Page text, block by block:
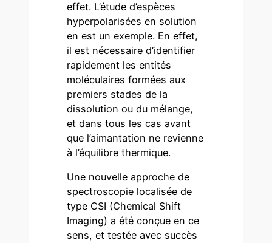
effet. L’étude d’espèces
hyperpolarisées en solution
en est un exemple. En effet,
il est nécessaire d’identifier
rapidement les entités
moléculaires formées aux
premiers stades de la
dissolution ou du mélange,
et dans tous les cas avant
que l’aimantation ne revienne
à l’équilibre thermique.
Une nouvelle approche de
spectroscopie localisée de
type CSI (Chemical Shift
Imaging) a été conçue en ce
sens, et testée avec succès